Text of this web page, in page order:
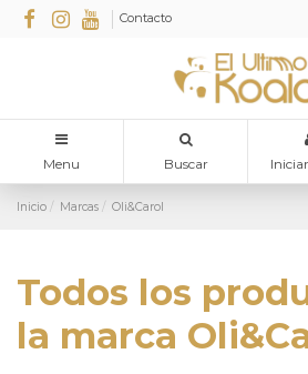
Contacto
Menu Buscar
Inicio Marcas Oli&Carol
Todos los
la marca